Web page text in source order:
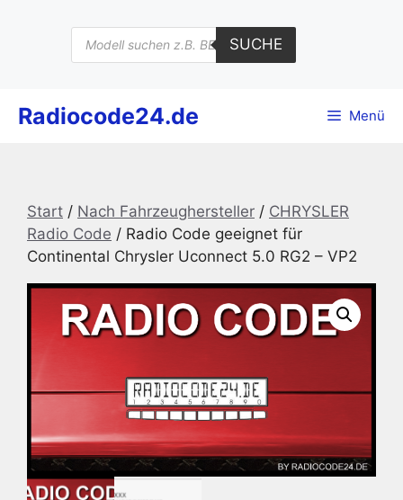
Products
search
SUCHE
Radiocode24.de Menü
Start / Nach Fahrzeughersteller / CHRYSLER
Radio Code / Radio Code geeignet für
Continental Chrysler Uconnect 5.0 RG2 – VP2